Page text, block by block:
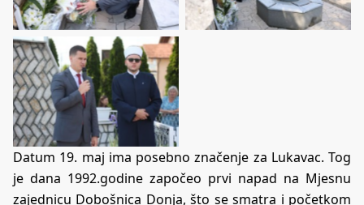
Datum 19. maj ima posebno značenje za Lukavac. Tog
je dana 1992.godine započeo prvi napad na Mjesnu
zajednicu Dobošnica Donja, što se smatra i početkom